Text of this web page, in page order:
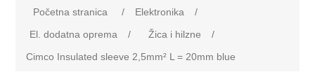
Početna stranica / Elektronika
/
El. dodatna oprema
/ Žica i hilzne
/
Cimco Insulated sleeve 2,5mm² L = 20mm blue